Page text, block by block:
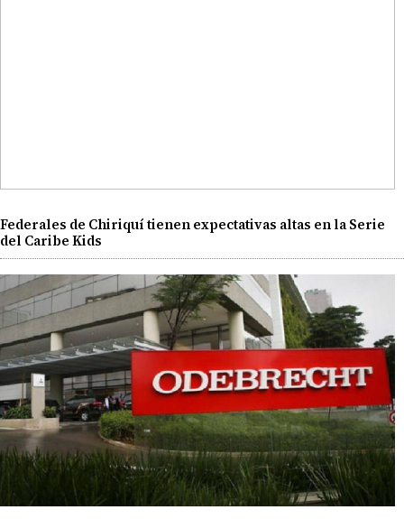
Federales de Chiriquí tienen expectativas altas en la Serie
del Caribe Kids